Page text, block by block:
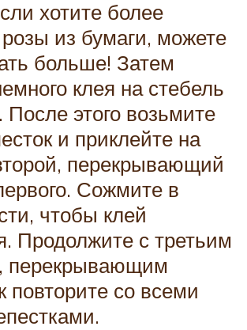
хотите более
из бумаги, можете
больше! Затем
клея на стебель
этого возьмите
и приклейте на
перекрывающий
Сожмите в
чтобы клей
Продолжите с третьим
перекрывающим
повторите со всеми